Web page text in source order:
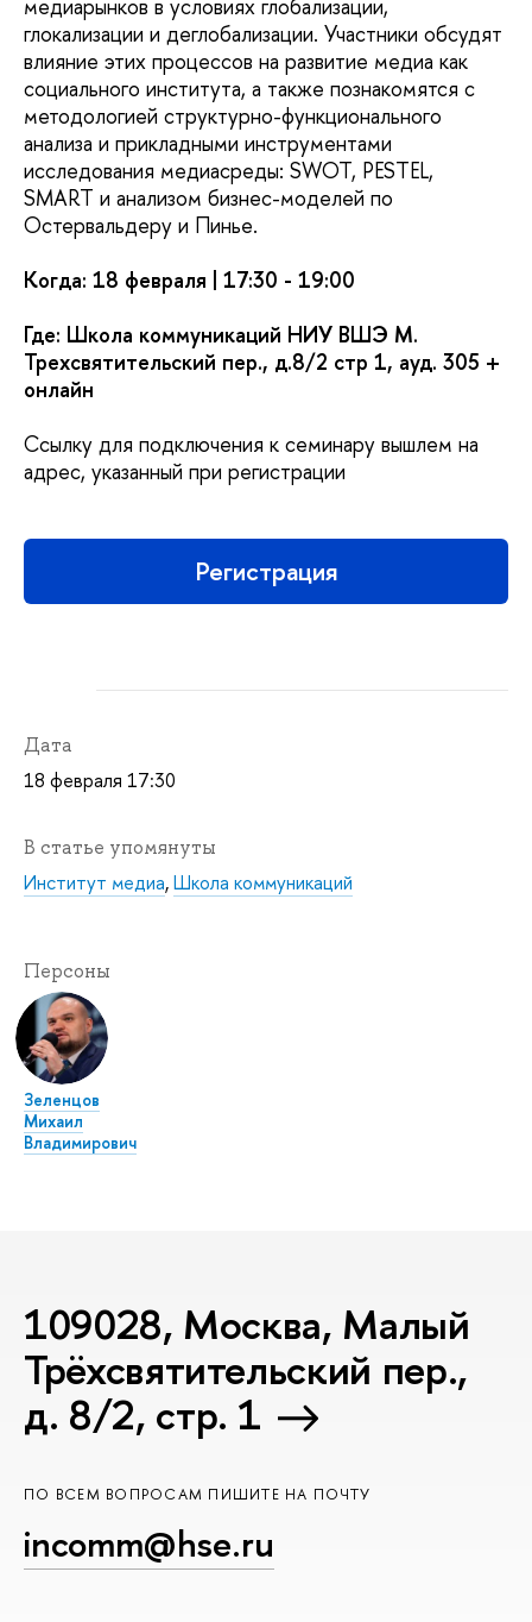
медиарынков в условиях глобализации,
глокализации и деглобализации. Участники обсудят
влияние этих процессов на развитие медиа как
социального института, а также познакомятся с
методологией структурно-функционального
анализа и прикладными инструментами
исследования медиасреды: SWOT, PESTEL,
SMART и анализом бизнес-моделей по
Остервальдеру и Пинье.
Когда: 18 февраля | 17:30 - 19:00
Где: Школа коммуникаций НИУ ВШЭ М.
Трехсвятительский пер., д.8/2 стр 1, ауд. 305 +
онлайн
Ссылку для подключения к семинару вышлем на
адрес, указанный при регистрации
Регистрация
Дата
18 февраля 17:30
В статье упомянуты
Институт медиа,Школа коммуникаций
Персоны
Зеленцов
Михаил
Владимирович
109028, Москва, Малый
Трёхсвятительский пер.,
д. 8/2, стр. 1
ПО ВСЕМ ВОПРОСАМ ПИШИТЕ НА ПОЧТУ
incomm@hse.ru